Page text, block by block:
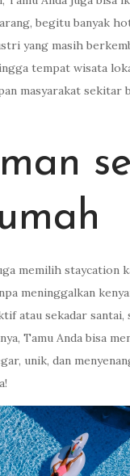
begitu banyak
yang masih
tempat wisata
masyarakat sekitar
memilih staycation
meninggalkan
atau sekadar santai,
Tamu Anda bisa
unik, dan